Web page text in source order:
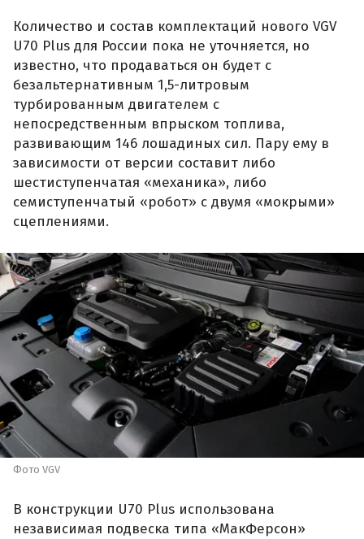
Количество и состав комплектаций нового VGV
U70 Plus для России пока не уточняется, но
известно, что продаваться он будет с
безальтернативным 1,5-литровым
турбированным двигателем с
непосредственным впрыском топлива,
развивающим 146 лошадиных сил. Пару ему в
зависимости от версии составит либо
шестиступенчатая «механика», либо
семиступенчатый «робот» с двумя «мокрыми»
сцеплениями.
Фото VGV
В конструкции U70 Plus использована
независимая подвеска типа «МакФерсон»